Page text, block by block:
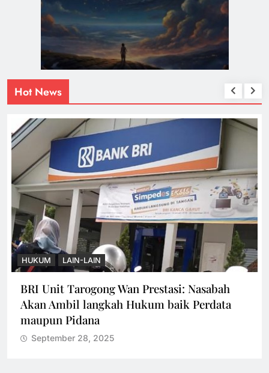
Hot News
HUKUM LAIN-LAIN
BRI Unit Tarogong Wan Prestasi: Nasabah
Akan Ambil langkah Hukum baik Perdata
maupun Pidana
September 28, 2025